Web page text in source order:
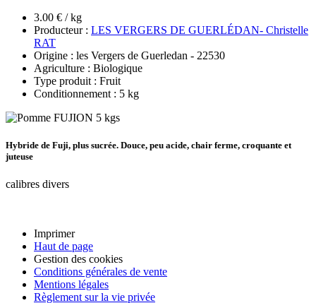
3.00 € / kg
Producteur : LES VERGERS DE GUERLÉDAN- Christelle
RAT
Origine : les Vergers de Guerledan - 22530
Agriculture : Biologique
Type produit : Fruit
Conditionnement : 5 kg
Hybride de Fuji, plus sucrée. Douce, peu acide, chair ferme, croquante et
juteuse
calibres divers
Imprimer
Haut de page
Gestion des cookies
Conditions générales de vente
Mentions légales
Règlement sur la vie privée